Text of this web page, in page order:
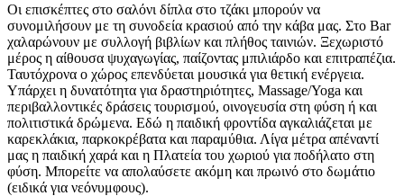
Οι επισκέπτες στο σαλόνι δίπλα στο τζάκι μπορούν να
συνομιλήσουν με τη συνοδεία κρασιού από την κάβα μας. Στο Bar
χαλαρώνουν με συλλογή βιβλίων και πλήθος ταινιών. Ξεχωριστό
μέρος η αίθουσα ψυχαγωγίας, παίζοντας μπιλιάρδο και επιτραπέζια.
Ταυτόχρονα ο χώρος επενδύεται μουσικά για θετική ενέργεια.
Υπάρχει η δυνατότητα για δραστηριότητες, Massage/Yoga και
περιβαλλοντικές δράσεις τουρισμού, οινογευσία στη φύση ή και
πολιτιστικά δρώμενα. Εδώ η παιδική φροντίδα αγκαλιάζεται με
καρεκλάκια, παρκοκρέβατα και παραμύθια. Λίγα μέτρα απέναντί
μας η παιδική χαρά και η Πλατεία του χωριού για ποδήλατο στη
φύση. Μπορείτε να απολαύσετε ακόμη και πρωινό στο δωμάτιο
(ειδικά για νεόνυμφους).